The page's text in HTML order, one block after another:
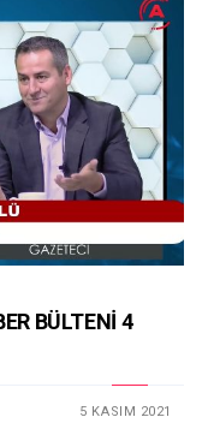
BÜLTENİ 4
5 KASIM 2021